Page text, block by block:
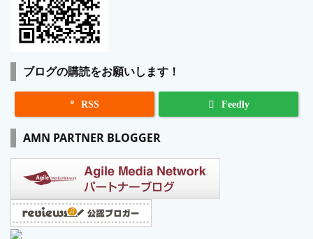
ブログの購読をお願いします！
 RSS Feedly
AMN PARTNER BLOGGER